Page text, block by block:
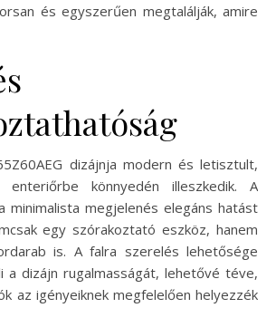
és egyszerűen megtalálják, amire
dizájnja modern és letisztult,
enteriőrbe könnyedén illeszkedik. A
minimalista megjelenés elegáns hatást
egy szórakoztató eszköz, hanem
is. A falra szerelés lehetősége
a dizájn rugalmasságát, lehetővé téve,
az igényeiknek megfelelően helyezzék